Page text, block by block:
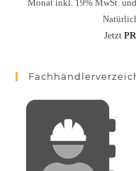
Monat inkl. 19% MwSt.
Jetzt